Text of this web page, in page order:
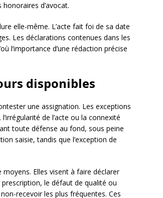
d’avocat.
elle-même. L’acte fait foi de sa date
Les déclarations contenues dans les
l’importance d’une rédaction précise
disponibles
une assignation. Les exceptions
de l’acte ou la connexité
toute défense au fond, sous peine
saisie, tandis que l’exception de
Elles visent à faire déclarer
le défaut de qualité ou
recevoir les plus fréquentes. Ces